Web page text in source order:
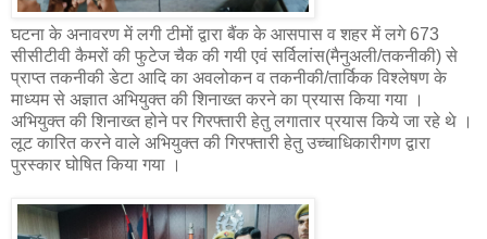
घटना के अनावरण में लगी टीमों द्वारा बैंक के आसपास व शहर में लगे 673
सीसीटीवी कैमरों की फुटेज चैक की गयी एवं सर्विलांस(मैनुअली/तकनीकी) से
प्राप्त तकनीकी डेटा आदि का अवलोकन व तकनीकी/तार्किक विश्लेषण के
माध्यम से अज्ञात अभियुक्त की शिनाख्त करने का प्रयास किया गया ।
अभियुक्त की शिनाख्त होने पर गिरफ्तारी हेतु लगातार प्रयास किये जा रहे थे ।
लूट कारित करने वाले अभियुक्त की गिरफ्तारी हेतु उच्चाधिकारीगण द्वारा
पुरस्कार घोषित किया गया ।